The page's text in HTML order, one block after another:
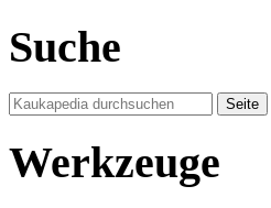
Suche
Werkzeuge